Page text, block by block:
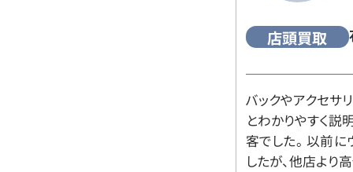
店頭買取
バックやアクセサ
とわかりやすく説
客でした。 以前
したが、他店より